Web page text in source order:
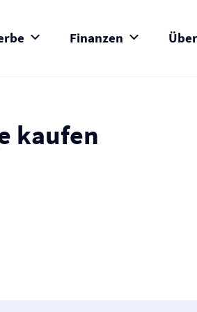
Finanzen
kaufen